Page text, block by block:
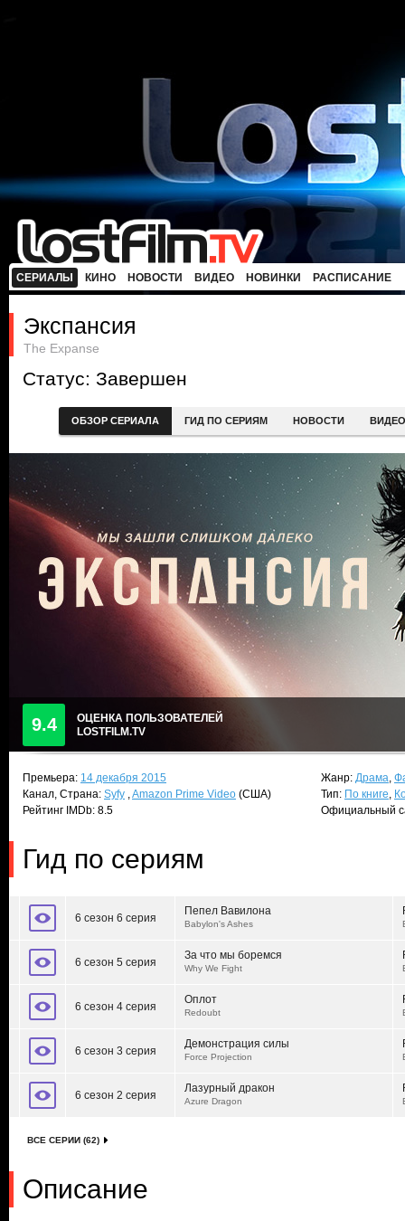
СЕРИАЛЫ КИНО НОВОСТИ ВИДЕО НОВИНКИ РАСПИСАНИЕ
Экспансия
The Expanse
Статус: Завершен
ОБЗОР СЕРИАЛА ГИД ПО СЕРИЯМ НОВОСТИ ВИДЕО
9.4
ОЦЕНКА ПОЛЬЗОВАТЕЛЕЙ
LOSTFILM.TV
Премьера: 14 декабря 2015
Канал, Страна: Syfy ,Amazon Prime Video (США)
Рейтинг IMDb: 8.5
Жанр: Драма,
Тип: По книге,
Официальный
Гид по сериям
6 сезон 6 серия
Пепел Вавилона
Babylon's Ashes
6 сезон 5 серия
За что мы боремся
Why We Fight
6 сезон 4 серия
Оплот
Redoubt
6 сезон 3 серия
Демонстрация силы
Force Projection
6 сезон 2 серия
Лазурный дракон
Azure Dragon
ВСЕ СЕРИИ (62)
Описание